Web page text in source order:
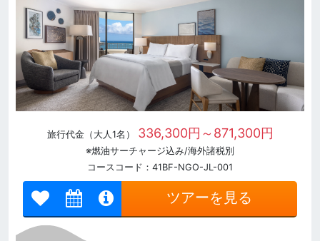
旅行代金（大人1名） 336,300円～871,300円
※燃油サーチャージ込み/海外諸税別
コースコード：41BF-NGO-JL-001
ツアーを見る